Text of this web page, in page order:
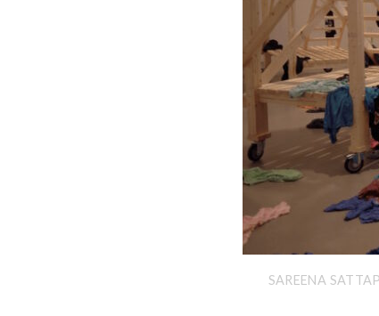
SAREENA